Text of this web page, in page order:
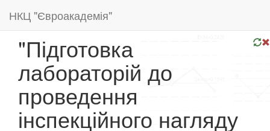
НКЦ "Євроакадемія"
"Підготовка
лабораторій до
проведення
інспекційного нагляду